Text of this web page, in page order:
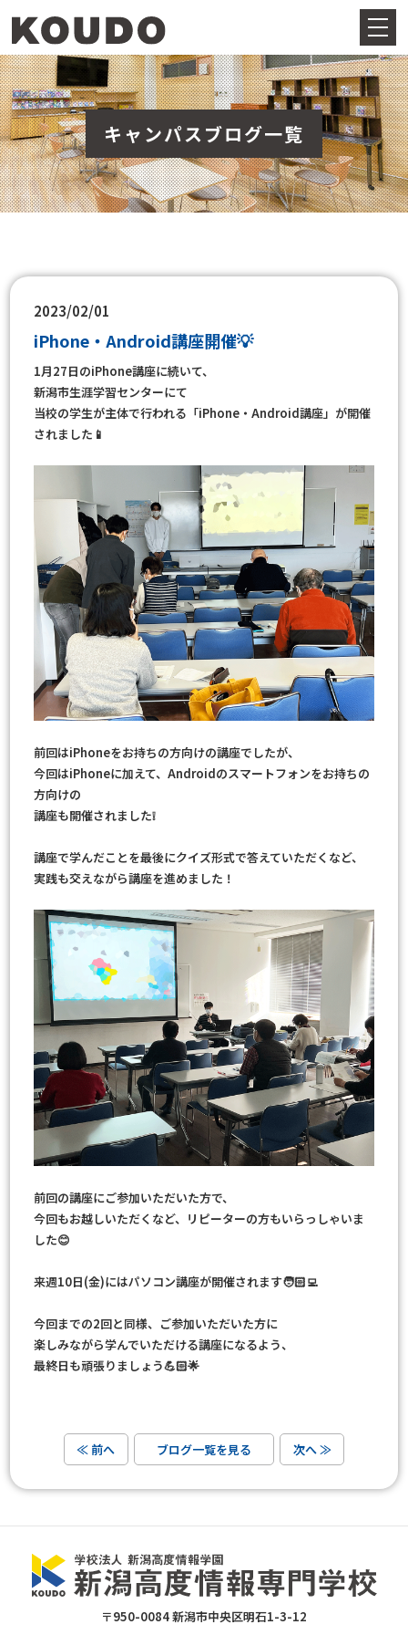
キャンパスブログ一覧
2023/02/01
iPhone・Android講座開催💡
1月27日のiPhone講座に続いて、
新潟市生涯学習センターにて
当校の学生が主体で行われる「iPhone・Android講座」が開催
されました📱
前回はiPhoneをお持ちの方向けの講座でしたが、
今回はiPhoneに加えて、Androidのスマートフォンをお持ちの
方向けの
講座も開催されました❕
講座で学んだことを最後にクイズ形式で答えていただくなど、
実践も交えながら講座を進めました！
前回の講座にご参加いただいた方で、
今回もお越しいただくなど、リピーターの方もいらっしゃいま
した😊
来週10日(金)にはパソコン講座が開催されます🧑🏻‍💻
今回までの2回と同様、ご参加いただいた方に
楽しみながら学んでいただける講座になるよう、
最終日も頑張りましょう💪🏻🌟
≪ 前へ ブログ一覧を見る 次へ ≫
〒950-0084 新潟市中央区明石1-3-12